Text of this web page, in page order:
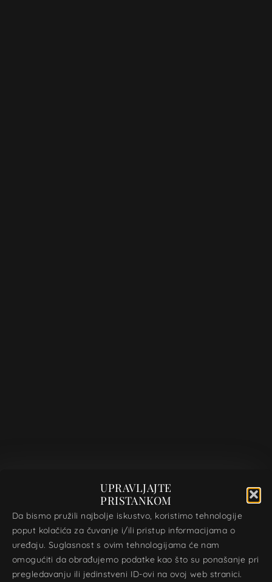
UPRAVLJAJTE
PRISTANKOM
Da bismo pružili najbolje iskustvo, koristimo tehnologije
poput kolačića za čuvanje i/ili pristup informacijama o
uređaju. Suglasnost s ovim tehnologijama će nam
omogućiti da obrađujemo podatke kao što su ponašanje pri
pregledavanju ili jedinstveni ID-ovi na ovoj web stranici.